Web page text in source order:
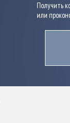
Получить
или